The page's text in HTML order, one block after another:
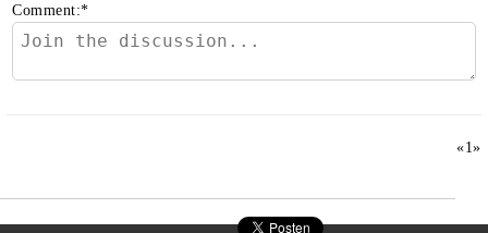
Comment:*
«1»